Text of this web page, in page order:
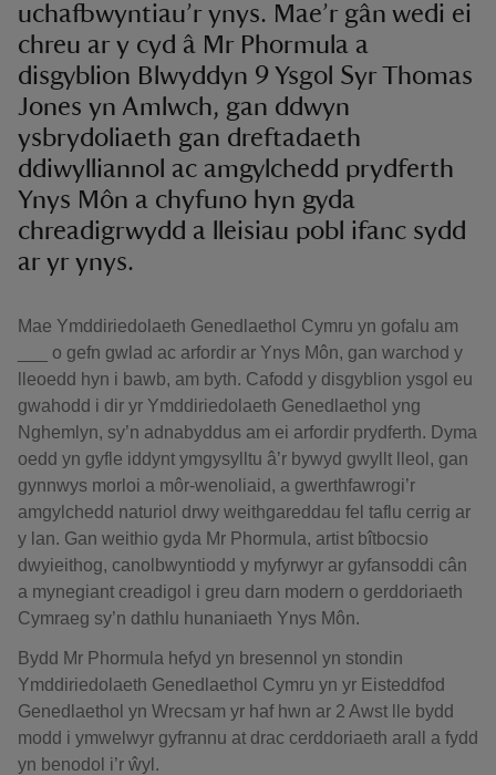
uchafbwyntiau’r ynys. Mae’r gân wedi ei
chreu ar y cyd â Mr Phormula a
disgyblion Blwyddyn 9 Ysgol Syr Thomas
Jones yn Amlwch, gan ddwyn
ysbrydoliaeth gan dreftadaeth
ddiwylliannol ac amgylchedd prydferth
Ynys Môn a chyfuno hyn gyda
chreadigrwydd a lleisiau pobl ifanc sydd
ar yr ynys.
Mae Ymddiriedolaeth Genedlaethol Cymru yn gofalu am
___ o gefn gwlad ac arfordir ar Ynys Môn, gan warchod y
lleoedd hyn i bawb, am byth. Cafodd y disgyblion ysgol eu
gwahodd i dir yr Ymddiriedolaeth Genedlaethol yng
Nghemlyn, sy’n adnabyddus am ei arfordir prydferth. Dyma
oedd yn gyfle iddynt ymgysylltu â’r bywyd gwyllt lleol, gan
gynnwys morloi a môr-wenoliaid, a gwerthfawrogi’r
amgylchedd naturiol drwy weithgareddau fel taflu cerrig ar
y lan. Gan weithio gyda Mr Phormula, artist bîtbocsio
dwyieithog, canolbwyntiodd y myfyrwyr ar gyfansoddi cân
a mynegiant creadigol i greu darn modern o gerddoriaeth
Cymraeg sy’n dathlu hunaniaeth Ynys Môn.
Bydd Mr Phormula hefyd yn bresennol yn stondin
Ymddiriedolaeth Genedlaethol Cymru yn yr Eisteddfod
Genedlaethol yn Wrecsam yr haf hwn ar 2 Awst lle bydd
modd i ymwelwyr gyfrannu at drac cerddoriaeth arall a fydd
yn benodol i’r ŵyl.